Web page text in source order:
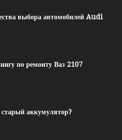
выбора автомобилей Audi
по ремонту Ваз 2107
старый аккумулятор?